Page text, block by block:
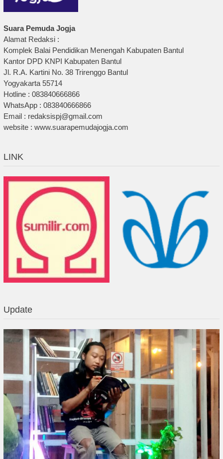
Suara Pemuda Jogja
Alamat Redaksi :
Komplek Balai Pendidikan Menengah Kabupaten Bantul
Kantor DPD KNPI Kabupaten Bantul
Jl. R.A. Kartini No. 38 Trirenggo Bantul
Yogyakarta 55714
Hotline : 083840666866
WhatsApp : 083840666866
Email : redaksispj@gmail.com
website : www.suarapemudajogja.com
LINK
Update